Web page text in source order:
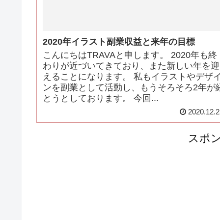
2020年イラスト副業収益と来年の目標
こんにちはTRAVAと申します。 2020年も終
わりが近づいてきており、また新しい年を迎
えることになります。 私もイラストやデザイ
ンを副業として活動し、もうそろそろ2年が
とうとしております。 今回...
スポ